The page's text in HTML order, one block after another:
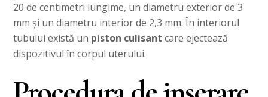
20 de centimetri lungime, un diametru exterior de 3
mm și un diametru interior de 2,3 mm. În interiorul
tubului există un piston culisant care ejectează
dispozitivul în corpul uterului.